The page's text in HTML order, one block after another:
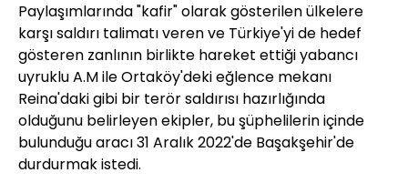
Paylaşımlarında "kafir" olarak gösterilen ülkelere
karşı saldırı talimatı veren ve Türkiye'yi de hedef
gösteren zanlının birlikte hareket ettiği yabancı
uyruklu A.M ile Ortaköy'deki eğlence mekanı
Reina'daki gibi bir terör saldırısı hazırlığında
olduğunu belirleyen ekipler, bu şüphelilerin içinde
bulunduğu aracı 31 Aralık 2022'de Başakşehir'de
durdurmak istedi.